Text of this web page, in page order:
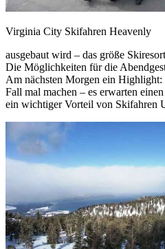
Virginia City Skifahren Heavenly
ausgebaut wird – das größe
Die Möglichkeiten für die
Am nächsten Morgen ein Highlight:
Fall mal machen – es erwarten
ein wichtiger Vorteil von Skifahren